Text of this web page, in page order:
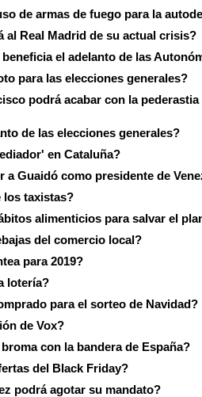
de armas de fuego para la
al Real Madrid de su actual crisis?
el adelanto de las
para las elecciones generales?
podrá acabar con la pederastia
de las elecciones generales?
en Cataluña?
a Guaidó como presidente de
los taxistas?
alimenticios para salvar el
del comercio local?
para 2019?
lotería?
para el sorteo de Navidad?
de Vox?
con la bandera de España?
del Black Friday?
podrá agotar su mandato?